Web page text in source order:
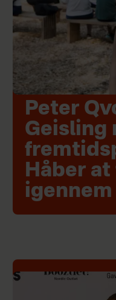
Peter
Geisling
Håber at
igennem